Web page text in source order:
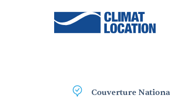
Couverture